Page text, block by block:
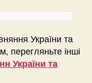
України та
перегляньте інші
України та